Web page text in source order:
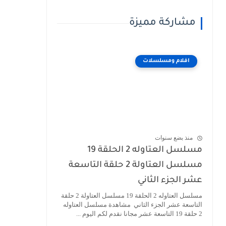
مشاركة مميزة
افلام ومسلسلات
منذ بضع سنوات
مسلسل العتاوله 2 الحلقة 19
مسلسل العتاولة 2 حلقة التاسعة
عشر الجزء الثاني
مسلسل العتاوله 2 الحلقة 19 مسلسل العتاولة 2 حلقة
التاسعة عشر الجزء الثاني مشاهدة مسلسل العتاوله
2 حلقة 19 التاسعة عشر مجانا نقدم لكم اليوم ...